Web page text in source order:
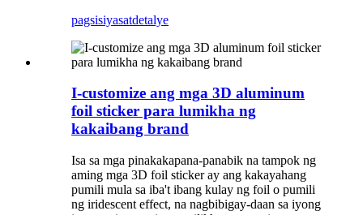
pagsisiyasatdetalye
I-customize ang mga 3D aluminum
foil sticker para lumikha ng
kakaibang brand
Isa sa mga pinakakapana-panabik na tampok ng
aming mga 3D foil sticker ay ang kakayahang
pumili mula sa iba't ibang kulay ng foil o pumili
ng iridescent effect, na nagbibigay-daan sa iyong